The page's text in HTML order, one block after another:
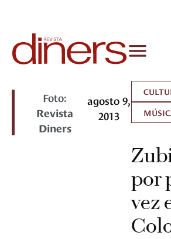
Foto:
Revista
Diners
agosto 9,
2013
por
vez